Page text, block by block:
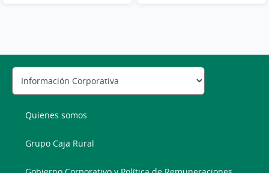
Quienes somos
Grupo Caja Rural